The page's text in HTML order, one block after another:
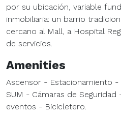
por su ubicación, variable
inmobiliaria: un barrio
cercano al Mall, a Hospital
de servicios.
Amenities
Ascensor - Estacionamiento -
SUM - Cámaras de
eventos - Bicicletero.